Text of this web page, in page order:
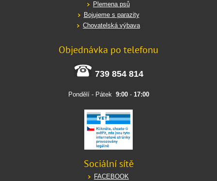
Plemena psů
Bojujeme s parazity
Chovatelská výbava
Objednávka po telefonu
739 854 814
Pondělí - Pátek 9:00- 17:00
Sociální sítě
FACEBOOK